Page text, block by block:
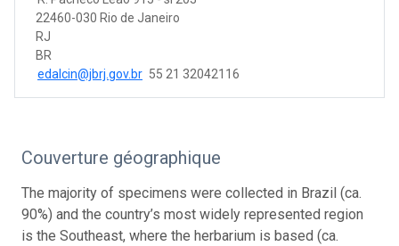
22460-030 Rio de Janeiro
RJ
BR
edalcin@jbrj.gov.br 55 21 32042116
Couverture géographique
The majority of specimens were collected in Brazil (ca.
90%) and the country’s most widely represented region
is the Southeast, where the herbarium is based (ca.